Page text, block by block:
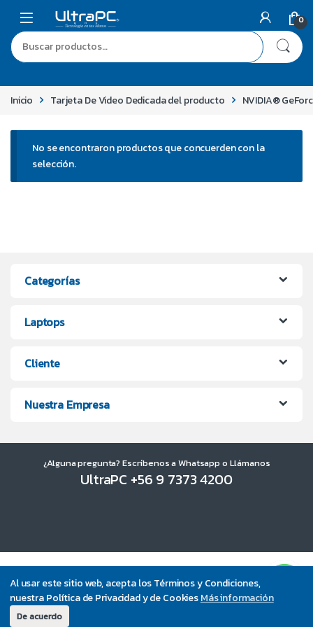
Al usar este sitio web, acepta los Términos y Condiciones,
nuestra Política de Privacidad y de CookiesMás información
De acuerdo
0
Inicio Tarjeta De Video Dedicada del producto NVIDIA®
No se encontraron productos que concuerden con la
selección.
Categorías
Laptops
Cliente
Nuestra Empresa
¿Alguna pregunta? Escríbenos a Whatsapp o Llámanos
UltraPC +56 9 7373 4200